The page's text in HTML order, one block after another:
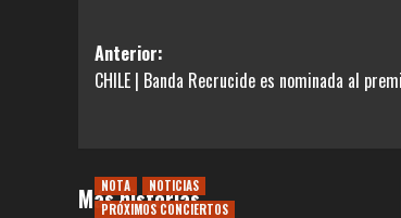
Navegación
de
Anterior:
CHILE | Banda Recrucide es nominada al
Más historias
NOTA
NOTICIAS
PRÓXIMOS CONCIERTOS